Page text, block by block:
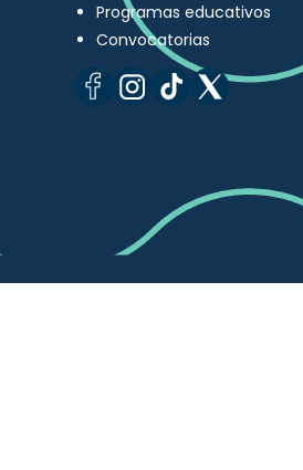
Programas educativos
Convocatorias